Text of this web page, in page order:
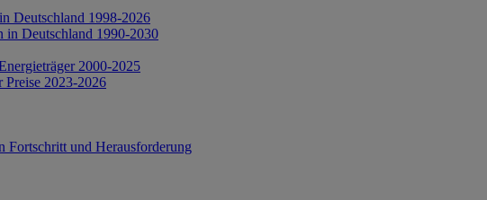
Deutschland 1998-2026
in Deutschland 1990-2030
2000-2025
2023-2026
Fortschritt und Herausforderung